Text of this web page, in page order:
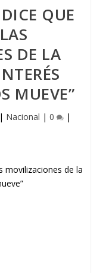
QUE
DE LA
MUEVE”
| Nacional | 0 |